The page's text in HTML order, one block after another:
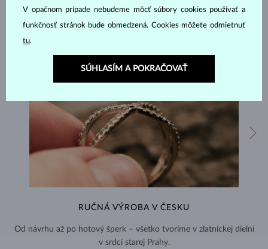
RUČNÁ VÝROBA V ČESKU
Od návrhu až po hotový šperk – všetko tvoríme v zlatníckej dielni
v srdci starej Prahy.
V opačnom prípade nebudeme môcť súbory cookies používať a
funkčnosť stránok bude obmedzená. Cookies môžete odmietnuť
tu.
SÚHLASÍM A POKRAČOVAŤ